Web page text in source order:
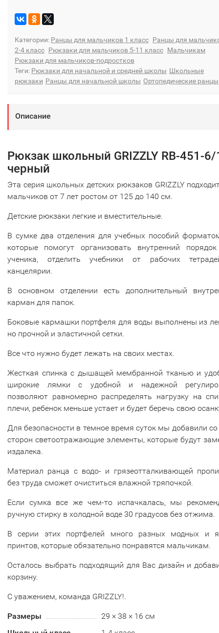
Категории: Ранцы для мальчиков 1 класс Ранцы для
2-4 класс Рюкзаки для мальчиков 5-11 класс Мальчикам
Рюкзаки для мальчиков-подростков
Теги: Рюкзаки для начальной и средней школы Школьные
рюкзаки Ранцы для начальной школы Ортопедические ранцы
Описание
Рюкзак школьный GRIZZLY RB-451-6/
черный
Эта серия школьных детских рюкзаков GRIZZLY
мальчиков от 7 лет ростом от 125 до 140 см.
Детские рюкзаки легкие и вместительные.
В сумке два отделения для учебных пособий
которые помогут организовать внутренний
ученика, отделить учебники от рабочих
канцелярии.
В основном отделении есть дополнительный
карман для папок.
Боковые кармашки портфеля для воды выполнены из
но прочной и эластичной сетки.
Все что нужно будет лежать на своих местах.
Жесткая спинка с дышащей мембранной тканью и
широкие лямки с удобной и надежной
позволяют равномерно распределять нагрузку на
плечи, ребенок меньше устает и будет беречь свою
Для безопасности в темное время суток мы добавили со
сторон светоотражающие элементы, которые будут
издалека.
Материал ранца с водо- и грязеотталкивающей
без труда сможет очиститься влажной тряпочкой.
Если сумка все же чем-то испачкалась, мы
ручную стирку в холодной воде 30 градусов без отжима.
В серии этих портфелей много разных модных и
принтов, которые обязательно понравятся мальчикам.
Осталось выбрать подходящий для Вас дизайн и
корзину.
С уважением, команда GRIZZLY!.
Размеры
29 × 38 × 16 см